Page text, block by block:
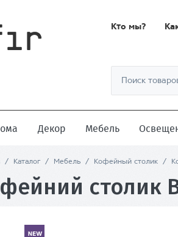
Кто мы?
Декор Мебель
/ Каталог / Мебель / Кофейный столик /
столик